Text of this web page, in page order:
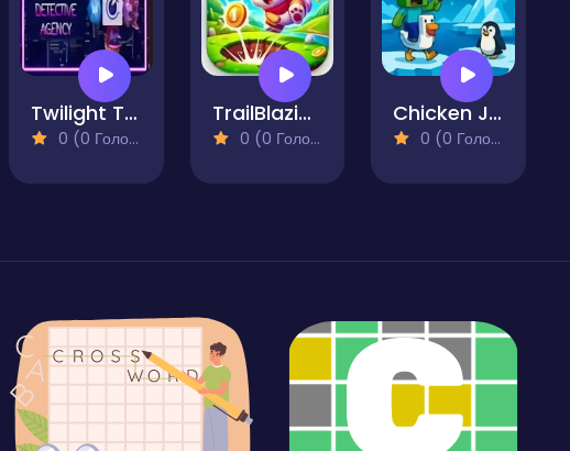
Twilight Tails
0 (0 Голосів)
TrailBlazing Bunny
0 (0 Голосів)
Chicken Jockey: Penguin Rescue
0 (0 Голосів)